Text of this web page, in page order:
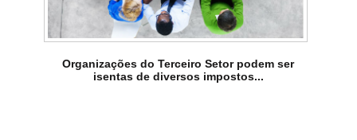
Organizações do Terceiro Setor podem ser
isentas de diversos impostos...